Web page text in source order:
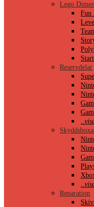
Lego
Fun
Reservdelar
Reparation